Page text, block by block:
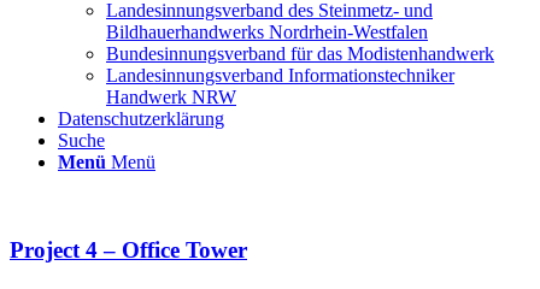
Landesinnungsverband des Steinmetz- und
Bildhauerhandwerks Nordrhein-Westfalen
Bundesinnungsverband für das Modistenhandwerk
Landesinnungsverband Informationstechniker
Handwerk NRW
Datenschutzerklärung
Suche
Menü Menü
Project 4 – Office Tower